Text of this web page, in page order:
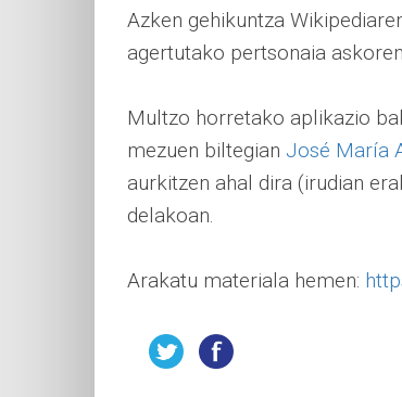
Azken gehikuntza
agertutako pertsonaia
Multzo horretako aplikazio
mezuen biltegian José María
aurkitzen ahal dira (irudian
delakoan.
Arakatu materiala hemen: